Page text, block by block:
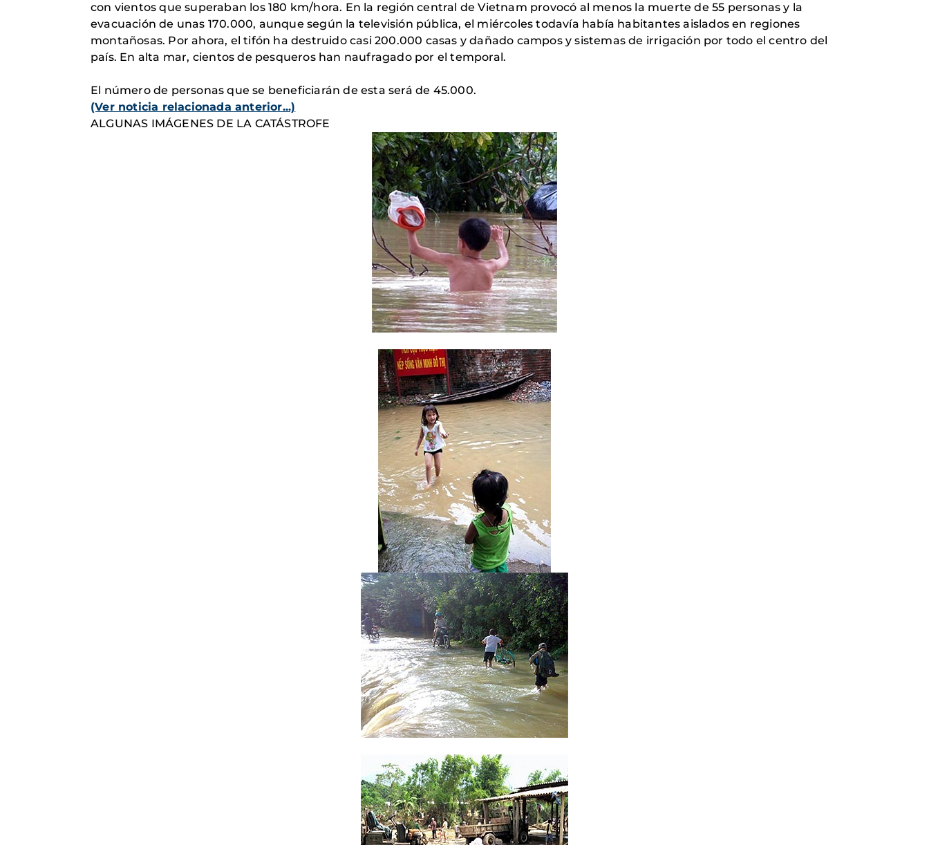
con vientos que superaban los 180 km/hora. En la región central de Vietnam provocó al menos la muerte de 55 personas y la
evacuación de unas 170.000, aunque según la televisión pública, el miércoles todavía había habitantes aislados en regiones
montañosas. Por ahora, el tifón ha destruido casi 200.000 casas y dañado campos y sistemas de irrigación por todo el centro del
país. En alta mar, cientos de pesqueros han naufragado por el temporal.
El número de personas que se beneficiarán de esta será de 45.000.
(Ver noticia relacionada anterior...)
ALGUNAS IMÁGENES DE LA CATÁSTROFE